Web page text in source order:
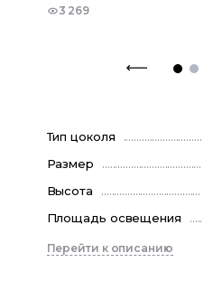
3 269
Тип цоколя
Размер
Высота
Площадь освещения
Перейти к описанию